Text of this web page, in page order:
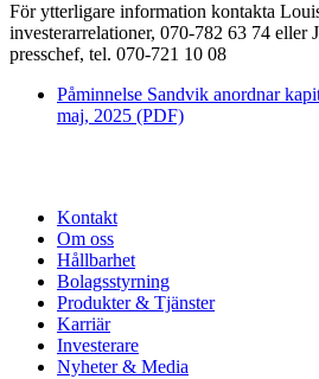
För ytterligare information kontakta
investerarrelationer, 070-782 63 74 eller
presschef, tel. 070-721 10 08
Påminnelse Sandvik anordnar
maj, 2025 (PDF)
Kontakt
Om oss
Hållbarhet
Bolagsstyrning
Produkter & Tjänster
Karriär
Investerare
Nyheter & Media